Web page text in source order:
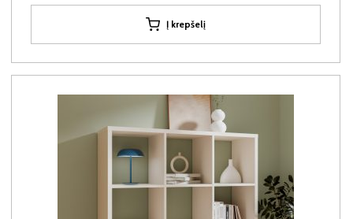
Į krepšelį